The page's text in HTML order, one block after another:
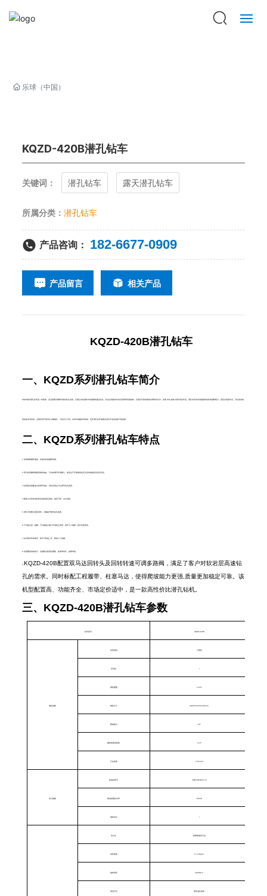
走进巨匠
新闻资讯
巨匠印象
招贤纳士
联系我们
乐球（中国）
KQZD-420B潜孔钻车
关键词： 潜孔钻车 露天潜孔钻车
所属分类：潜孔钻车
产品咨询： 182-6677-0909
产品留言 相关产品
KQZD-420B潜孔钻车
一、KQZD系列潜孔钻车简介
KQZD系列潜孔钻车是一种高效、灵活的露天履带式凿岩钻孔设备，它通过冲击器将冲击能量传递至钻头，钻头在高频冲击岩石的同时高速旋转，压缩空气将钻取的岩屑排出孔外，实现“冲击-旋转-排渣”同步作业。潜孔钻车具有卓越的移动性和越野能力，适应全地形作业，可在复杂地
形快速灵活转场，主要应用于露天矿山爆破孔、大型石方工程、水利水电建设等领域，巨匠潜孔钻车是硬岩深孔作业的高效可靠选择。
二、KQZD系列潜孔钻车特点
1.采用钢制履带底盘，具备良好的越野性能。
2.部分机型履带架配置俯仰油缸，可自由调节车身重心，保证在不平整地形钻孔作业时的稳定性及安全性。
3.钻臂及钻架配备全套调节油缸，轻松实现全方位调节钻孔角度。
4.配备大功率发动机和先进的液压系统，稳定可靠，动力强劲。
5.潜孔冲击配合液压回转，大幅提升硬岩钻孔速度。
6.干式集尘器（选配）可大幅减少施工环境粉尘浓度，保护工人健康‌，延长设备寿命‌。
7.钻车操作简单易学，新手可快速上手，降低人工依赖。
8.采用重型结构设计，关键部位防震抗磨损，使用寿命长，故障率低。
9. KQZD-420B配置双马达回转头及回转转速可调多路阀，满足了客户对软岩层高速钻
孔的需求。同时标配工程履带、柱塞马达，使得爬坡能力更强,质量更加稳定可靠。该
机型配置高、功能齐全、市场定价适中，是一款高性价比潜孔钻机。
三、KQZD-420B潜孔钻车参数
钻车型号 KQZD-420B
整机参数
钻机类别 分体机
空压机
整机重量 4.25T
整机尺寸 4900*2100*2200mm
爬坡能力 25°
履带架摆动角度 ±10°
行走速度 2.5km/h
动力参数
柴油机型号 玉柴YCD4R22T-8
柴油机额定功率 60kW
电机动力
动力头 双摆线液压马达
回转速度 0~120rpm
旋转扭矩 2000N.m
推进方式 液压油缸链条